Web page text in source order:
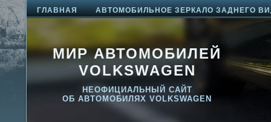
ГЛАВНАЯ АВТОМОБИЛЬНОЕ ЗЕРКАЛО ЗАДНЕГО
МИР АВТОМОБИЛЕЙ
VOLKSWAGEN
НЕОФИЦИАЛЬНЫЙ САЙТ
ОБ АВТОМОБИЛЯХ VOLKSWAGEN